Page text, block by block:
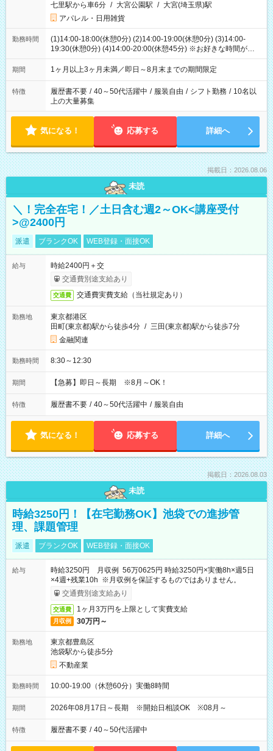
七里駅から車6分 / 大宮公園駅 / 大宮(埼玉県)駅
アパレル・日用雑貨
勤務時間
(1)14:00-18:00(休憩0分) (2)14:00-19:00(休憩0分) (3)14:00-
19:30(休憩0分) (4)14:00-20:00(休憩45分) ※お好きな時間が選べ
ます
期間 1ヶ月以上3ヶ月未満／即日～8月末までの期間限定
特徴 履歴書不要 / 40～50代活躍中 / 服装自由 / シフト勤務 / 10名以
上の大量募集
気になる！ 応募する 詳細へ
掲載日：2026.08.06
未読
＼！完全在宅！／土日含む週2～OK<講座受付
>@2400円
派遣 ブランクOK WEB登録・面接OK
給与
時給2400円＋交
交通費別途支給あり
交通費 交通費実費支給（当社規定あり）
勤務地
東京都港区
田町(東京都)駅から徒歩4分 / 三田(東京都)駅から徒歩7分
金融関連
勤務時間 8:30～12:30
期間 【急募】即日～長期 ※8月～OK！
特徴 履歴書不要 / 40～50代活躍中 / 服装自由
気になる！ 応募する 詳細へ
掲載日：2026.08.03
未読
時給3250円！【在宅勤務OK】池袋での進捗管
理、課題管理
派遣 ブランクOK WEB登録・面接OK
給与
時給3250円 月収例 56万0625円 時給3250円×実働8h×週5日
×4週+残業10h ※月収例を保証するものではありません。
交通費別途支給あり
交通費 1ヶ月3万円を上限として実費支給
月収例 30万円～
勤務地
東京都豊島区
池袋駅から徒歩5分
不動産業
勤務時間 10:00-19:00（休憩60分）実働8時間
期間 2026年08月17日～長期 ※開始日相談OK ※08月～
特徴 履歴書不要 / 40～50代活躍中